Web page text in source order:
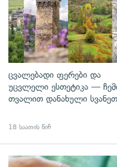
ცვალებადი ფერები და
უცვლელი ესთეტიკა —
თვალით დანახული
18 საათის წინ